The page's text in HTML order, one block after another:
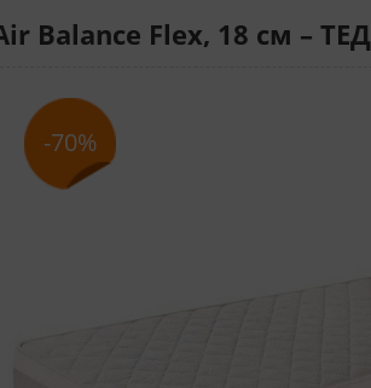
Balance Flex, 18 см – ТЕД
-70%